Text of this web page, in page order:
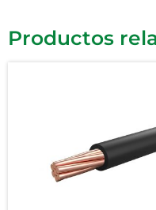
Productos